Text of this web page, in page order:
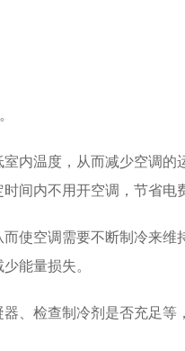
内温度，从而减少空调的
间内不用开空调，节省电
使空调需要不断制冷来维
能量损失。
、检查制冷剂是否充足等